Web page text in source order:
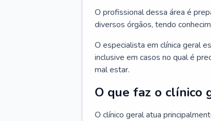
O profissional dessa área é
diversos órgãos, tendo
O especialista em clínica geral
inclusive em casos no qual é
mal estar.
O que faz o clínico
O clínico geral atua